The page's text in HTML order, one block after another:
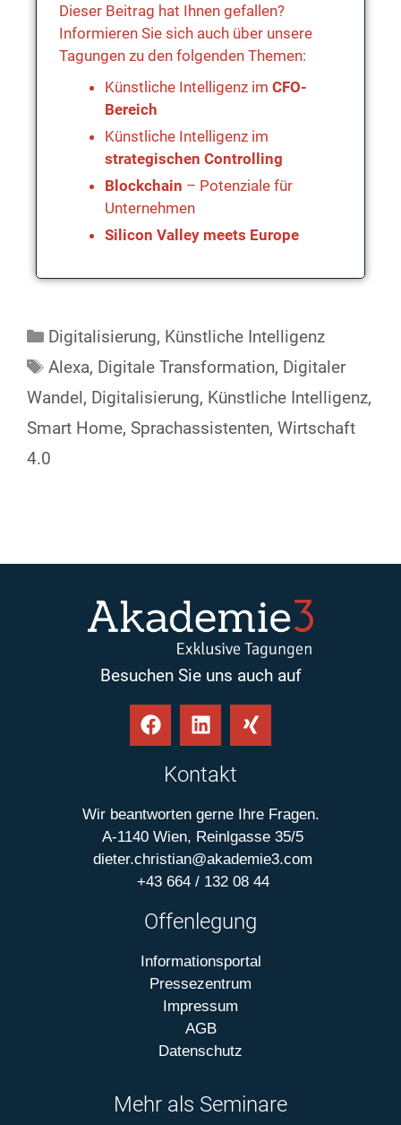
Dieser Beitrag hat Ihnen gefallen?
Informieren Sie sich auch über unsere
Tagungen zu den folgenden Themen:
Künstliche Intelligenz im CFO-
Bereich
Künstliche Intelligenz im
strategischen Controlling
Blockchain – Potenziale für
Unternehmen
Silicon Valley meets Europe
Digitalisierung, Künstliche Intelligenz
Alexa, Digitale Transformation, Digitaler
Wandel, Digitalisierung, Künstliche Intelligenz,
Smart Home, Sprachassistenten, Wirtschaft
4.0
Besuchen Sie uns auch auf
Kontakt
Wir beantworten gerne Ihre Fragen.
A-1140 Wien, Reinlgasse 35/5
dieter.christian@akademie3.com
+43 664 / 132 08 44
Offenlegung
Informationsportal
Pressezentrum
Impressum
AGB
Datenschutz
Mehr als Seminare